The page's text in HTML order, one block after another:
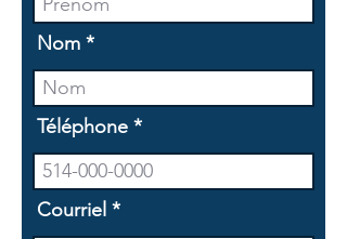
Nom
Téléphone
Courriel